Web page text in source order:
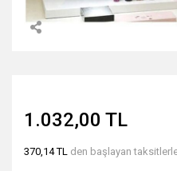
1.032,00 TL
370,14 TL den başlayan